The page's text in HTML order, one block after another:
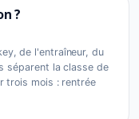
?
de l'entraîneur, du
séparent la classe de
trois mois : rentrée